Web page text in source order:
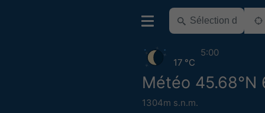
Météo 45.68°N
1304m s.n.m.
17 °C
5:00